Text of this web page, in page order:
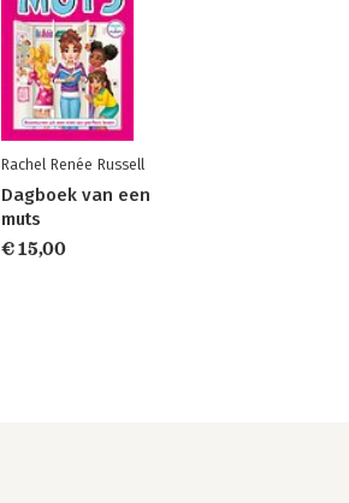
Rachel Renée Russell
Dagboek van een
muts
€ 15,00